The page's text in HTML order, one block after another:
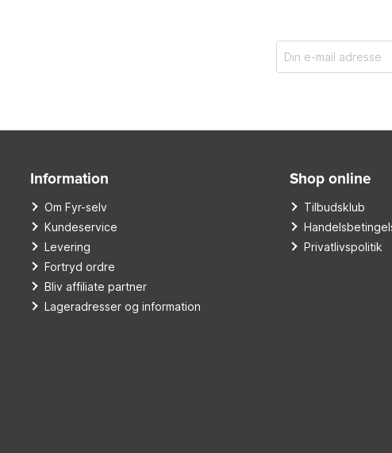
Information
Om Fyr-selv
Kundeservice
Levering
Fortryd ordre
Bliv affiliate partner
Lageradresser og information
Shop online
Tilbudsklub
Privatlivspolitik